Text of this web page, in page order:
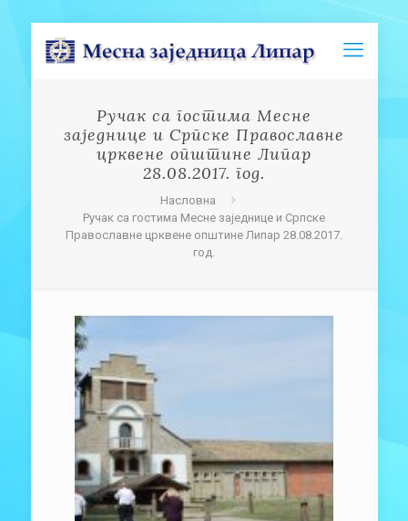
Ручак са гостима Месне
заједнице и Српске Православне
црквене општине Липар
28.08.2017. год.
Насловна
Ручак са гостима Месне заједнице и Српске
Православне црквене општине Липар 28.08.2017.
год.